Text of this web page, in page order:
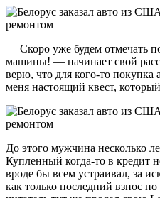
— Скоро уже будем отмечать
машины! — начинает свой
верю, что для кого-то
меня настоящий квест,
До этого мужчина несколько
Купленный когда-то в кредит
вроде бы всем устраивал, за
как только последний взнос